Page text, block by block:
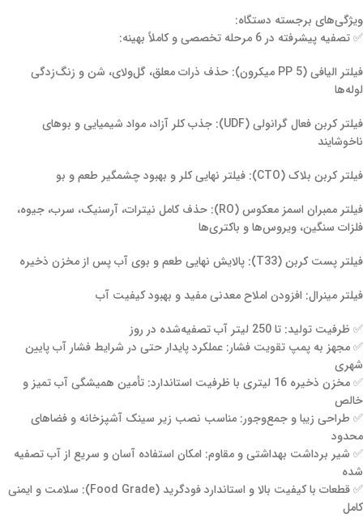
ویژگی‌های برجسته دستگاه:
✅ تصفیه پیشرفته در 6 مرحله تخصصی و کاملاً بهینه:
فیلتر الیافی (PP 5 میکرون): حذف ذرات معلق، گل‌ولای، شن و زنگ‌زدگی
لوله‌ها
فیلتر کربن فعال گرانولی (UDF): جذب کلر آزاد، مواد شیمیایی و بوهای
ناخوشایند
فیلتر کربن بلاک (CTO): فیلتر نهایی کلر و بهبود چشمگیر طعم و بو
فیلتر ممبران اسمز معکوس (RO): حذف کامل نیترات، آرسنیک، سرب، جیوه،
فلزات سنگین، ویروس‌ها و باکتری‌ها
فیلتر پست کربن (T33): پالایش نهایی طعم و بوی آب پس از مخزن ذخیره
فیلتر مینرال: افزودن املاح معدنی مفید و بهبود کیفیت آب
✅ ظرفیت تولید: تا 250 لیتر آب تصفیه‌شده در روز
✅ مجهز به پمپ تقویت فشار: عملکرد پایدار حتی در شرایط فشار آب پایین
شهری
✅ مخزن ذخیره 16 لیتری با ظرفیت استاندارد: تأمین همیشگی آب تمیز و
خالص
✅ طراحی زیبا و جمع‌وجور: مناسب نصب زیر سینک آشپزخانه و فضاهای
محدود
✅ شیر برداشت بهداشتی و مقاوم: امکان استفاده آسان و سریع از آب تصفیه
شده
✅ قطعات با کیفیت بالا و استاندارد فودگرید (Food Grade): سلامت و ایمنی
کامل